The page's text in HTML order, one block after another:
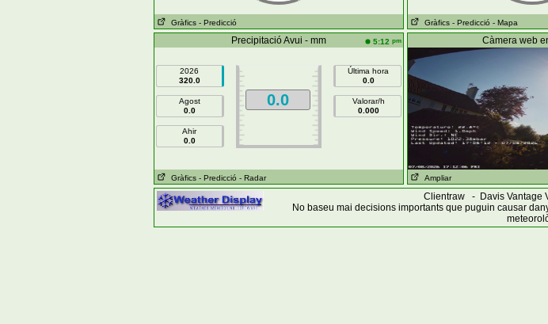
Gràfics - Predicció Gràfics - Predicció - Mapa
Precipitació Avui - mm 5:12 pm
2026
320.0
Agost
0.0
Ahir
0.0
0.0
Última hora
0.0
Valorar/h
0.000
Gràfics - Predicció - Radar
Càmera web
Ampliar
Clientraw - Davis Vantage
No baseu mai decisions importants que puguin causar